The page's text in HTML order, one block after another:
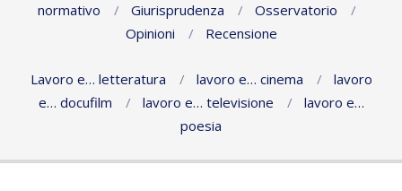
normativo
Giurisprudenza
Osservatorio
Opinioni
Recensione
Lavoro e… letteratura lavoro e… cinema
lavoro
e… docufilm
lavoro e… televisione
lavoro e…
poesia